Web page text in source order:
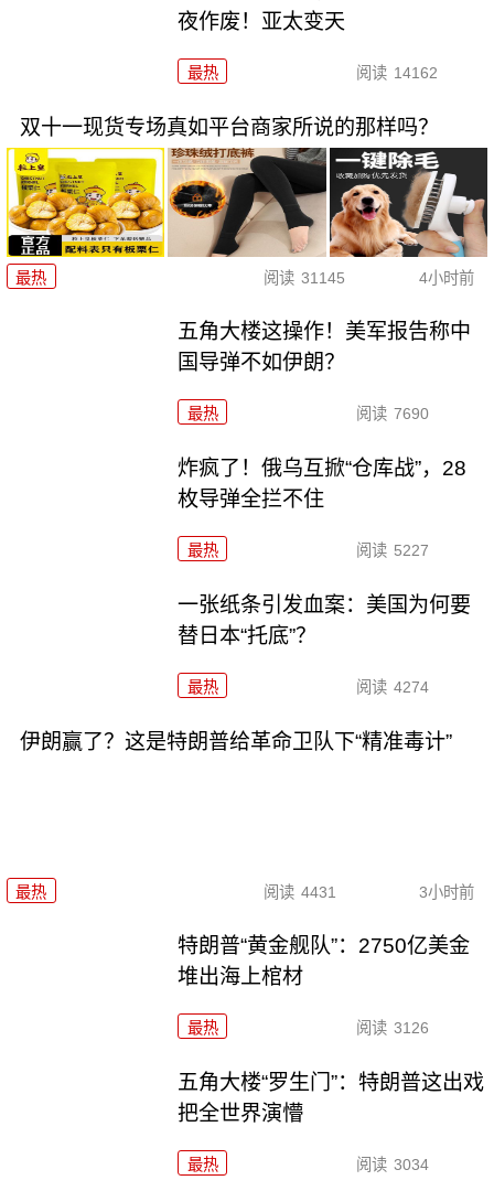
夜作废！亚太变天
最热 阅读 14162
双十一现货专场真如平台商家所说的那样吗？
最热 阅读 31145 4小时前
五角大楼这操作！美军报告称中
国导弹不如伊朗？
最热 阅读 7690
炸疯了！俄乌互掀“仓库战”，28
枚导弹全拦不住
最热 阅读 5227
一张纸条引发血案：美国为何要
替日本“托底”？
最热 阅读 4274
伊朗赢了？这是特朗普给革命卫队下“精准毒计”
最热 阅读 4431 3小时前
特朗普“黄金舰队”：2750亿美金
堆出海上棺材
最热 阅读 3126
五角大楼“罗生门”：特朗普这出戏
把全世界演懵
最热 阅读 3034